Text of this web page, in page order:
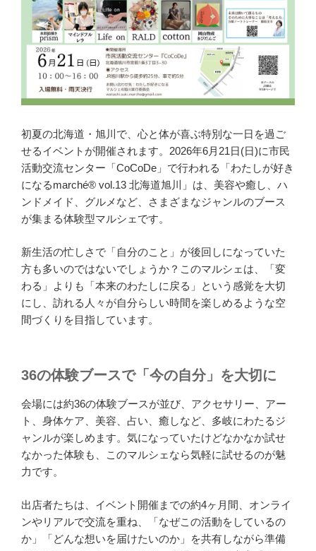
初夏の北海道・旭川で、心と体が喜ぶ特別な一日を過ご
せるイベントが開催されます。2026年6月21日(日)に市民
活動交流センター「CoCoDe」で行われる「わたしが好き
になるmarché® vol.13 北海道旭川」は、美容や癒し、ハ
ンドメイド、グルメなど、さまざまなジャンルのブース
が集まる体験型マルシェです。
新生活の忙しさで「自分のこと」が後回しになっていた
方も多いのではないでしょうか？このマルシェは、「変
わる」よりも「本来のわたしに戻る」という感覚を大切
にし、訪れる人々が自分らしい時間を楽しめるような空
間づくりを目指しています。
36の体験ブースで「今の自分」を大切に
会場には約36の体験ブースが並び、アクセサリー、アー
ト、身体ケア、美容、占い、癒しなど、多岐にわたるジ
ャンルが楽しめます。気になっていたけどなかなか試せ
なかった体験も、このマルシェなら気軽に試せるのが魅
力です。
出店者たちは、イベント開催までの約4ヶ月間、オンライ
ンやリアルで交流を重ね、「なぜこの活動をしているの
か」「どんな想いを届けたいのか」を共有しながら準備